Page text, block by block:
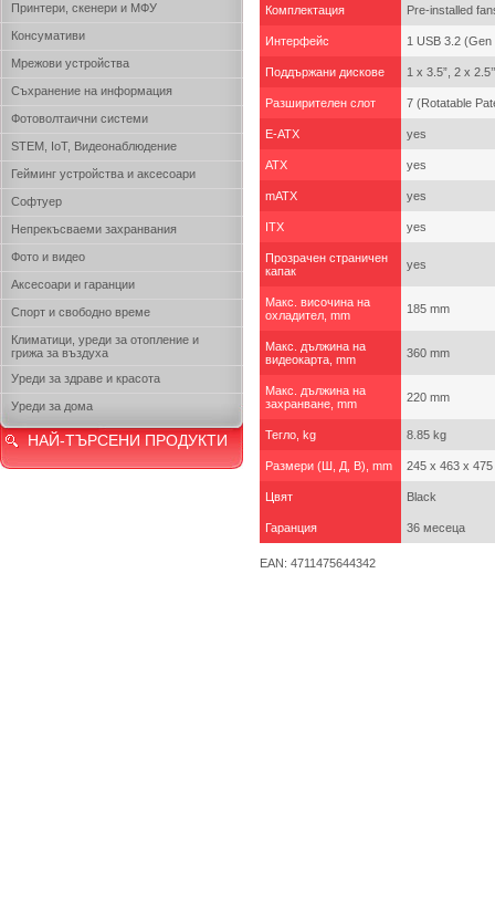
Принтери, скенери и МФУ
Консумативи
Мрежови устройства
Съхранение на информация
Фотоволтаични системи
STEM, IoT, Видеонаблюдение
Гейминг устройства и аксесоари
Софтуер
Непрекъсваеми захранвания
Фото и видео
Аксесоари и гаранции
Спорт и свободно време
Климатици, уреди за отопление и
грижа за въздуха
Уреди за здраве и красота
Уреди за дома
НАЙ-ТЪРСЕНИ ПРОДУКТИ
Комплектация Pre-installed
Интерфейс 1 USB 3.2
Поддържани дискове 1 x 3.5”, 2 x
Разширителен слот 7 (Rotatable
E-ATX yes
ATX yes
mATX yes
ITX yes
Прозрачен страничен
капак
yes
Макс. височина на
охладител, mm
185 mm
Макс. дължина на
видеокарта, mm
360 mm
Макс. дължина на
захранване, mm
220 mm
Тегло, kg 8.85 kg
Размери (Ш, Д, В), mm 245 x 463 x 475
Цвят Black
Гаранция 36 месеца
EAN: 4711475644342